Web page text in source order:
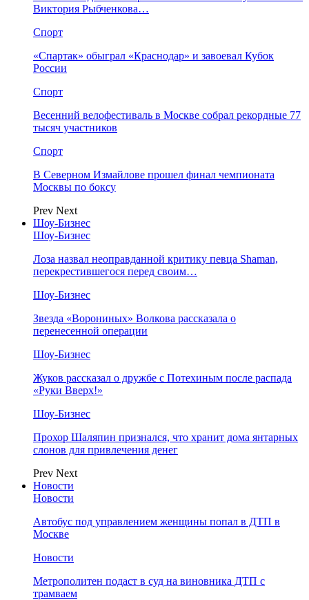
Виктория Рыбченкова…
Спорт
«Спартак» обыграл «Краснодар» и завоевал Кубок
России
Спорт
Весенний велофестиваль в Москве собрал рекордные 77
тысяч участников
Спорт
В Северном Измайлове прошел финал чемпионата
Москвы по боксу
Prev Next
Шоу-Бизнес
Шоу-Бизнес
Лоза назвал неоправданной критику певца Shaman,
перекрестившегося перед своим…
Шоу-Бизнес
Звезда «Ворониных» Волкова рассказала о
перенесенной операции
Шоу-Бизнес
Жуков рассказал о дружбе с Потехиным после распада
«Руки Вверх!»
Шоу-Бизнес
Прохор Шаляпин признался, что хранит дома янтарных
слонов для привлечения денег
Prev Next
Новости
Новости
Автобус под управлением женщины попал в ДТП в
Москве
Новости
Метрополитен подаст в суд на виновника ДТП с
трамваем